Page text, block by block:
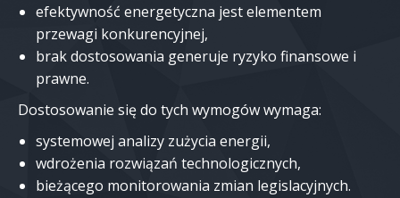
efektywność energetyczna jest elementem
przewagi konkurencyjnej,
brak dostosowania generuje ryzyko finansowe i
prawne.
Dostosowanie się do tych wymogów wymaga:
systemowej analizy zużycia energii,
wdrożenia rozwiązań technologicznych,
bieżącego monitorowania zmian legislacyjnych.